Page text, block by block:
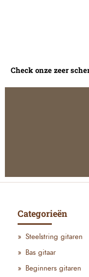
Check onze zeer
Categorieën
Steelstring gitaren
Bas gitaar
Beginners gitaren